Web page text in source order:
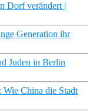
Dorf verändert |
Generation ihr
Juden in Berlin
Wie China die Stadt